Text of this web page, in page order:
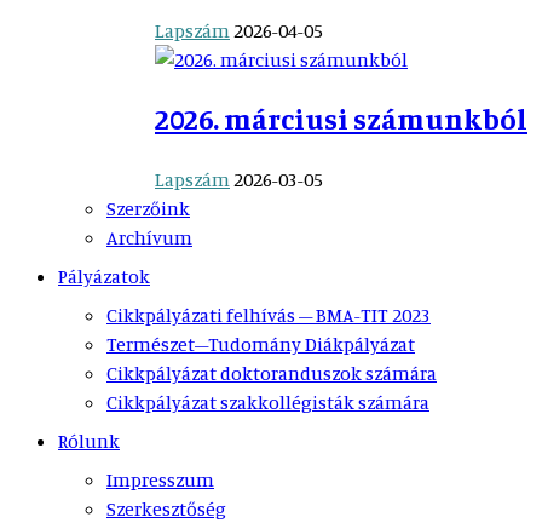
Lapszám2026-04-05
2026. márciusi számunkból
Lapszám2026-03-05
Szerzőink
Archívum
Pályázatok
Cikkpályázati felhívás – BMA-TIT 2023
Természet–Tudomány Diákpályázat
Cikkpályázat doktoranduszok számára
Cikkpályázat szakkollégisták számára
Rólunk
Impresszum
Szerkesztőség